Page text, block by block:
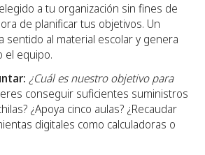
a tu organización sin fines de
de planificar tus objetivos. Un
sentido al material escolar y genera
el equipo.
¿Cuál es nuestro objetivo para
conseguir suficientes suministros
¿Apoya cinco aulas? ¿Recaudar
digitales como calculadoras o